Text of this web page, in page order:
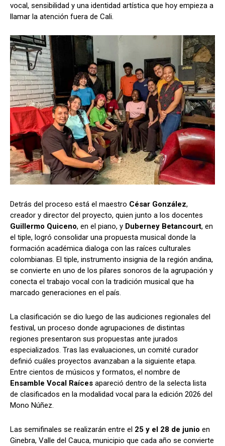
vocal, sensibilidad y una identidad artística que hoy empieza a
llamar la atención fuera de Cali.
Detrás del proceso está el maestro César González,
creador y director del proyecto, quien junto a los docentes
Guillermo Quiceno, en el piano, y Duberney Betancourt, en
el tiple, logró consolidar una propuesta musical donde la
formación académica dialoga con las raíces culturales
colombianas. El tiple, instrumento insignia de la región andina,
se convierte en uno de los pilares sonoros de la agrupación y
conecta el trabajo vocal con la tradición musical que ha
marcado generaciones en el país.
La clasificación se dio luego de las audiciones regionales del
festival, un proceso donde agrupaciones de distintas
regiones presentaron sus propuestas ante jurados
especializados. Tras las evaluaciones, un comité curador
definió cuáles proyectos avanzaban a la siguiente etapa.
Entre cientos de músicos y formatos, el nombre de
Ensamble Vocal Raíces apareció dentro de la selecta lista
de clasificados en la modalidad vocal para la edición 2026 del
Mono Núñez.
Las semifinales se realizarán entre el 25 y el 28 de junio en
Ginebra, Valle del Cauca, municipio que cada año se convierte